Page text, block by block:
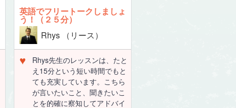
英語でフリートークしましょ
う！（２５分）
Rhys （リース）
♥
Rhys先生のレッスンは、たと
え15分という短い時間でもと
ても充実しています。こちら
が言いたいこと、聞きたいこ
とを的確に察知してアドバイ